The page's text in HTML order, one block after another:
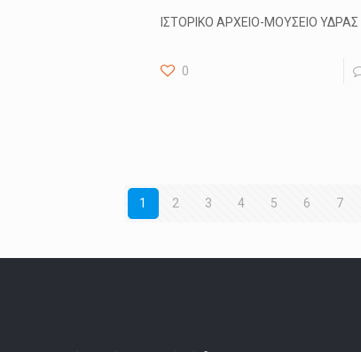
ΙΣΤΟΡΙΚΟ ΑΡΧΕΙΟ-ΜΟΥΣΕΙΟ
0
1 2 3 4 5 6 7